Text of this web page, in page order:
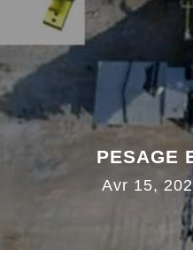
PESAGE
Avr 15,